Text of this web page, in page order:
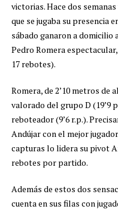
victorias. Hace dos
que se jugaba su presencia
sábado ganaron a domicilio
Pedro Romera
17 rebotes).
Romera, de 2’10 metros de
valorado del grupo D (19’9
reboteador (9’6 r.p.).
Andújar con el mejor
capturas lo lidera su pivot
rebotes por partido.
Además de estos dos
cuenta en sus filas con